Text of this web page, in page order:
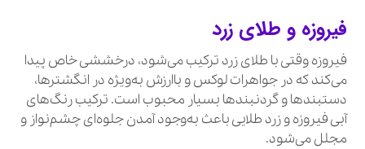
فیروزه و طلای زرد
فیروزه وقتی با طلای زرد ترکیب می‌شود، درخششی خاص پیدا
می‌کند که در جواهرات لوکس و باارزش به‌ویژه در انگشترها،
دستبندها و گردنبندها بسیار محبوب است. ترکیب رنگ‌های
آبی فیروزه و زرد طلایی باعث به‌وجود آمدن جلوه‌ای چشم‌نواز و
مجلل می‌شود.